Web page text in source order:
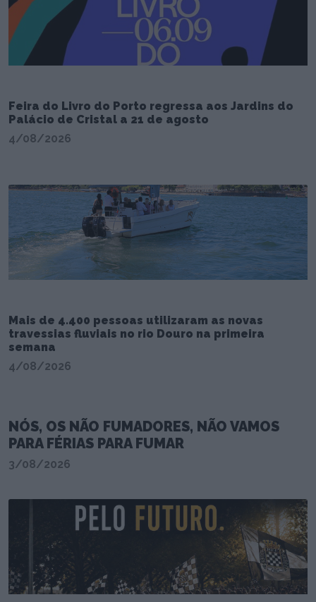
Feira do Livro do Porto regressa aos Jardins do
Palácio de Cristal a 21 de agosto
4/08/2026
Mais de 4.400 pessoas utilizaram as novas
travessias fluviais no rio Douro na primeira
semana
4/08/2026
NÓS, OS NÃO FUMADORES, NÃO VAMOS
PARA FÉRIAS PARA FUMAR
3/08/2026